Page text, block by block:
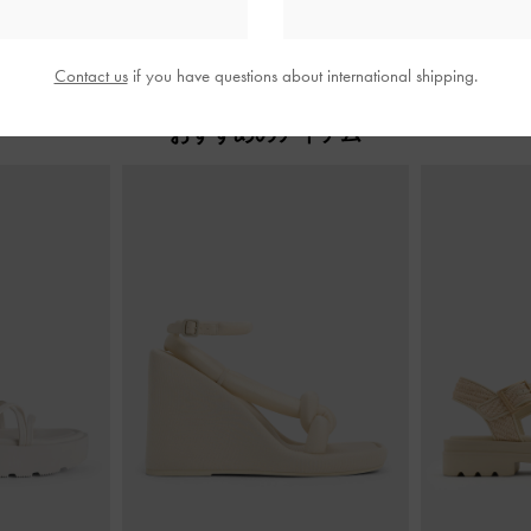
おすすめのアイテム
Contact usif you have questions about international shipping.